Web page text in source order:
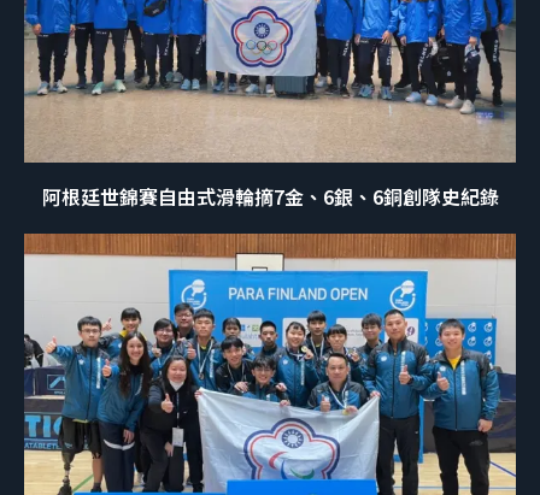
阿根廷世錦賽自由式滑輪摘7金、6銀、6銅創隊史紀錄